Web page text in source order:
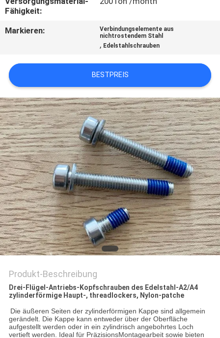
NACHRICHTEN
FORDERN
SIE EIN
ZITAT
SITEMAP
PRIVACY
POLICY
Fähigkeit:
Markieren:
Verbindungselemente aus
nichtrostendem Stahl
, Edelstahlschrauben
BESTPREIS
Produkt-Beschreibung
Drei-Flügel-Antriebs-Kopfschrauben des Edelstahl-A2/A4
zylinderförmige Haupt-, threadlockers, Nylon-patche
Die äußeren Seiten der zylinderförmigen Kappe sind allgemein
gerändelt. Die Kappe kann entweder über der Oberfläche
aufgestellt werden oder in ein zylindrisch angebohrtes Loch
vertieft werden. Ideal für PräzisionsMontagearbeit sowie bieten